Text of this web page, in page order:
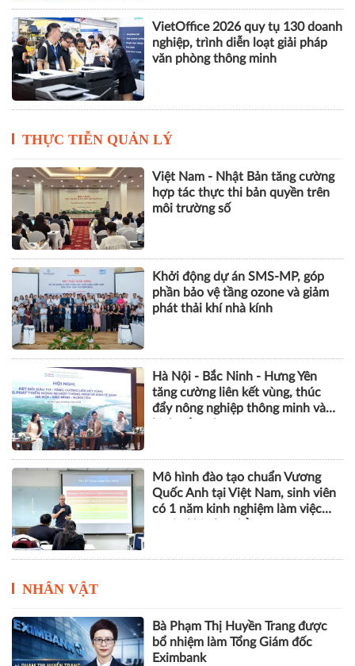
VietOffice 2026 quy tụ 130 doanh
nghiệp, trình diễn loạt giải pháp
văn phòng thông minh
THỰC TIỄN QUẢN LÝ
Việt Nam - Nhật Bản tăng cường
hợp tác thực thi bản quyền trên
môi trường số
Khởi động dự án SMS-MP, góp
phần bảo vệ tầng ozone và giảm
phát thải khí nhà kính
Hà Nội - Bắc Ninh - Hưng Yên
tăng cường liên kết vùng, thúc
đẩy nông nghiệp thông minh và
Mô hình đào tạo chuẩn Vương
Quốc Anh tại Việt Nam, sinh viên
có 1 năm kinh nghiệm làm việc
NHÂN VẬT
Bà Phạm Thị Huyền Trang được
bổ nhiệm làm Tổng Giám đốc
Eximbank